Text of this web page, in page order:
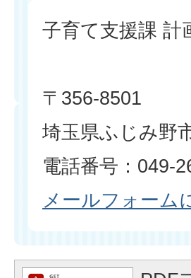
子育て支援課 計
〒356-8501
埼玉県ふじみ野
電話番号：049-
メールフォーム